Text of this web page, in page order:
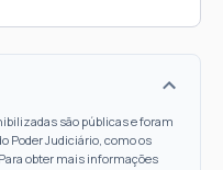
são públicas e foram
Poder Judiciário, como os
obter mais informações